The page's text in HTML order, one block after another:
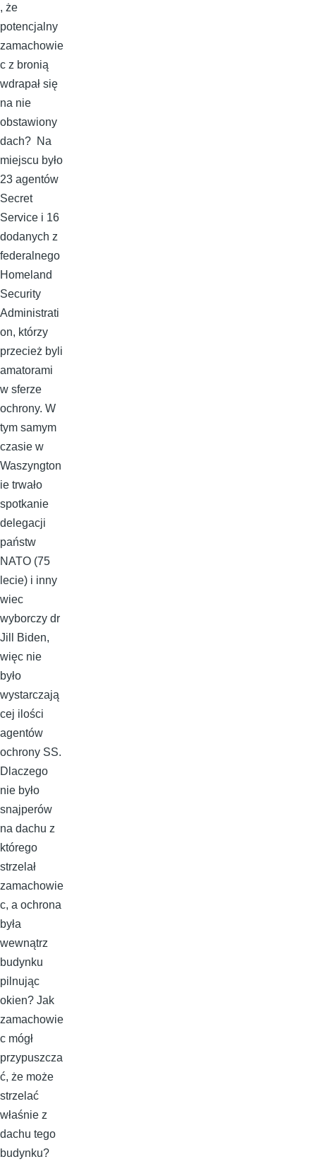
, że
potencjalny
zamachowie
c z bronią
wdrapał się
na nie
obstawiony
dach? Na
miejscu było
23 agentów
Secret
Service i 16
dodanych z
federalnego
Homeland
Security
Administrati
on, którzy
przecież byli
amatorami
w sferze
ochrony. W
tym samym
czasie w
Waszyngton
ie trwało
spotkanie
delegacji
państw
NATO (75
lecie) i inny
wiec
wyborczy dr
Jill Biden,
więc nie
było
wystarczają
cej ilości
agentów
ochrony SS.
Dlaczego
nie było
snajperów
na dachu z
którego
strzelał
zamachowie
c, a ochrona
była
wewnątrz
budynku
pilnując
okien? Jak
zamachowie
c mógł
przypuszcza
ć, że może
strzelać
właśnie z
dachu tego
budynku?